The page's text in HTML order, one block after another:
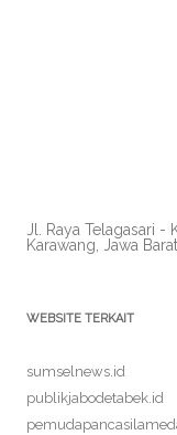
Jl. Raya Telagasari -
Karawang, Jawa
WEBSITE TERKAIT
sumselnews.id
publikjabodetabek.id